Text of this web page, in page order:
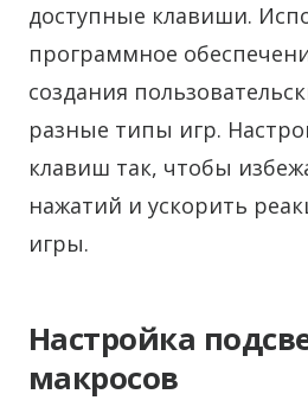
доступные клавиши.
программное
создания
разные типы игр.
клавиш так, чтобы
нажатий и ускорить
игры.
Настройка
макросов